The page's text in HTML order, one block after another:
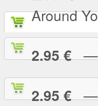
Around
2.95 €—
2.95 €—